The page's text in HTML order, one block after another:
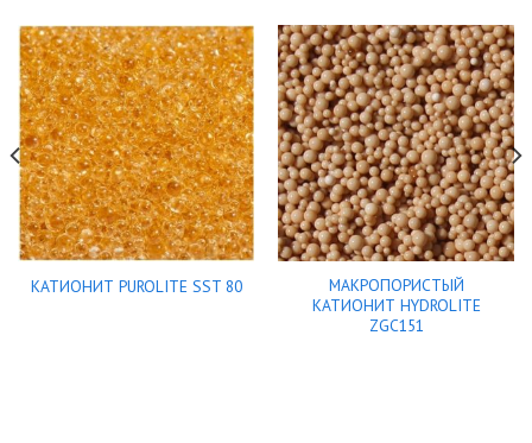
КАТИОНИТ PUROLITE SST 80
МАКРОПОРИСТЫЙ
КАТИОНИТ HYDROLITE
ZGC151